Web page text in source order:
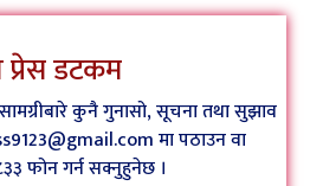
डटकम
कुनै गुनासो, सूचना तथा सुझाव
मा पठाउन वा
फोन गर्न सक्नुहुनेछ ।